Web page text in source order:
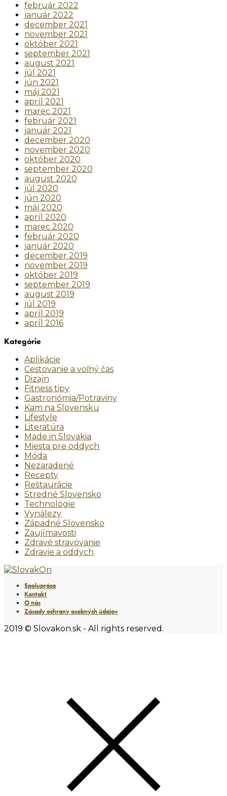
február 2022
január 2022
december 2021
november 2021
október 2021
september 2021
august 2021
júl 2021
jún 2021
máj 2021
apríl 2021
marec 2021
február 2021
január 2021
december 2020
november 2020
október 2020
september 2020
august 2020
júl 2020
jún 2020
máj 2020
apríl 2020
marec 2020
február 2020
január 2020
december 2019
november 2019
október 2019
september 2019
august 2019
júl 2019
apríl 2019
apríl 2016
Kategórie
Aplikácie
Cestovanie a voľný čas
Dizajn
Fitness tipy
Gastronómia/Potraviny
Kam na Slovensku
Lifestyle
Literatúra
Made in Slovakia
Miesta pre oddych
Móda
Nezaradené
Recepty
Reštaurácie
Stredné Slovensko
Technológie
Vynálezy
Západné Slovensko
Zaujímavosti
Zdravé stravovanie
Zdravie a oddych
Spolupráca
Kontakt
O nás
Zásady ochrany osobných údajov
2019 © Slovakon.sk - All rights reserved.